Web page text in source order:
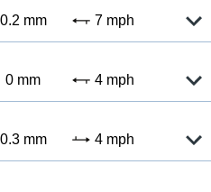
0.2 mm 7 mph
0 mm 4 mph
0.3 mm 4 mph